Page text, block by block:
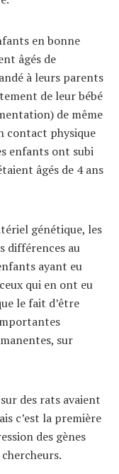
en bonne
âgés de
à leurs parents
de leur bébé
de même
contact physique
enfants ont subi
âgés de 4 ans
génétique, les
différences au
ayant eu
qui en ont eu
le fait d’être
sur
des rats avaient
c’est la première
des gènes